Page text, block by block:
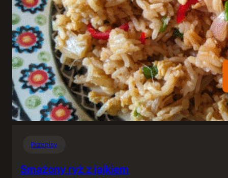
Przepisy
Smażony ryż z jajkiem